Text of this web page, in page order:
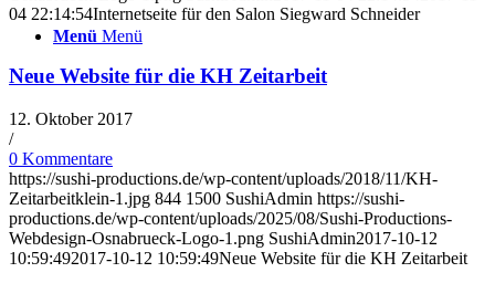
Menü Menü
04 22:14:54Internetseite für den Salon Siegward Schneider
Neue Website für die KH Zeitarbeit
12. Oktober 2017
/
0 Kommentare
https://sushi-productions.de/wp-content/uploads/2018/11/KH-
Zeitarbeitklein-1.jpg 844 1500 SushiAdmin https://sushi-
productions.de/wp-content/uploads/2025/08/Sushi-Productions-
Webdesign-Osnabrueck-Logo-1.png SushiAdmin2017-10-12
10:59:492017-10-12 10:59:49Neue Website für die KH Zeitarbeit